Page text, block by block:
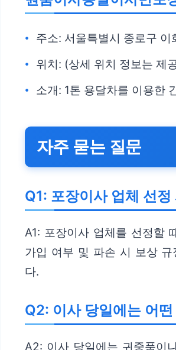
주소: 서울특별시 종로구 이
위치: (상세 위치 정보는 제
소개: 1톤 용달차를 이용한
자주 묻는 질문
Q1: 포장이사 업체 선
A1: 포장이사 업체를 선정할
가입 여부 및 파손 시 보상
다.
Q2: 이사 당일에는 어
A2: 이사 당일에는 귀중품이